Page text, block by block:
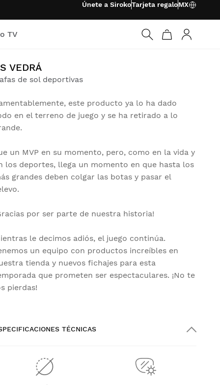
Únete a SirokoTarjeta regaloMX
TV
VEDRÁ
de sol deportivas
este producto ya lo ha dado
en el terreno de juego y se ha retirado a lo
un MVP en su momento, pero, como en la vida y
los deportes, llega un momento en que hasta los
grandes deben colgar las botas y pasar el
por ser parte de nuestra historia!
le decimos adiós, el juego continúa.
un equipo con productos increíbles en
tienda y nuevos fichajes para esta
que prometen ser espectaculares. ¡No te
pierdas!
TÉCNICAS